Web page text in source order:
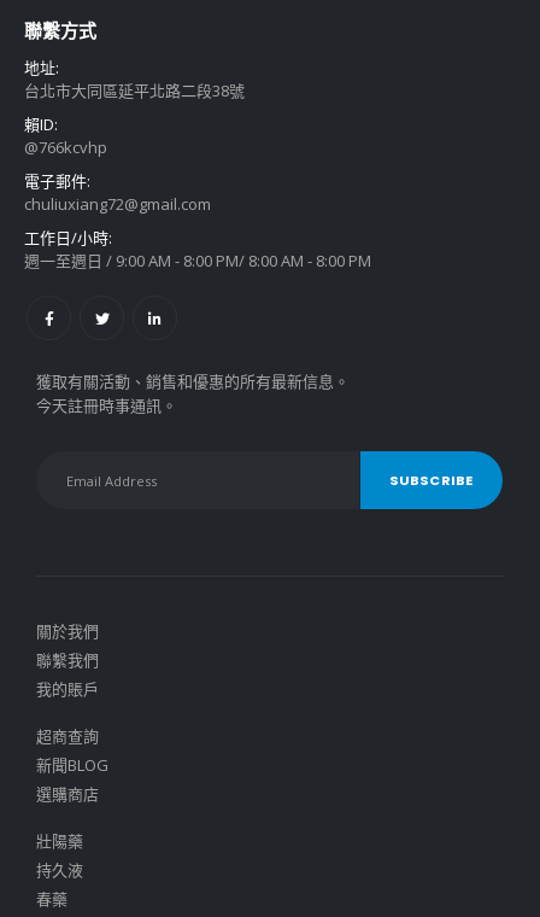
聯繫方式
地址:
台北市大同區延平北路二段38號
賴ID:
@766kcvhp
電子郵件:
chuliuxiang72@gmail.com
工作日/小時:
週一至週日 / 9:00 AM - 8:00 PM/ 8:00 AM - 8:00 PM
獲取有關活動、銷售和優惠的所有最新信息。
今天註冊時事通訊。
關於我們
聯繫我們
我的賬戶
超商查詢
新聞BLOG
選購商店
壯陽藥
持久液
春藥